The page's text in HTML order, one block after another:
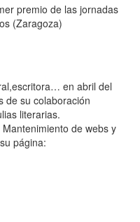
premio de las jornadas
(Zaragoza)
en abril del
de su colaboración
literarias.
de webs y
página: